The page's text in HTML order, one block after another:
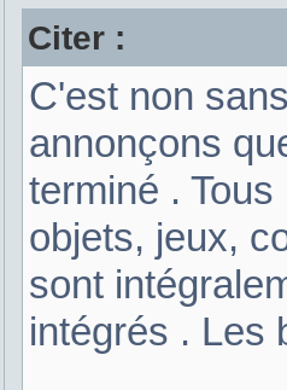
Citer :
C'est non
annonçons
terminé .
objets, jeux,
sont
intégrés . Les